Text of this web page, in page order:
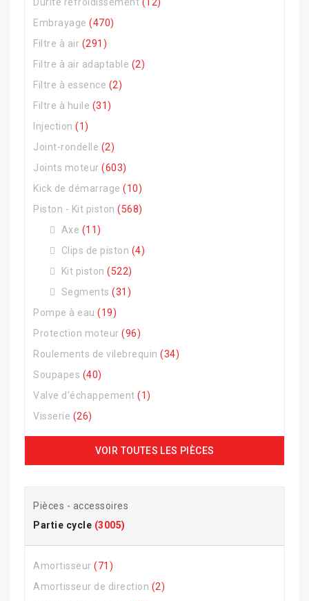
Embrayage (470)
Filtre à air (291)
Filtre à air adaptable (2)
Filtre à essence (2)
Filtre à huile (31)
Injection (1)
Joint-rondelle (2)
Joints moteur (603)
Kick de démarrage (10)
Piston - Kit piston (568)
Axe (11)
Clips de piston (4)
Kit piston (522)
Segments (31)
Pompe à eau (19)
Protection moteur (96)
Roulements de vilebrequin (34)
Soupapes (40)
Valve d'échappement (1)
Visserie (26)
VOIR TOUTES LES PIÈCES
Pièces - accessoires
Partie cycle (3005)
Amortisseur (71)
Amortisseur de direction (2)